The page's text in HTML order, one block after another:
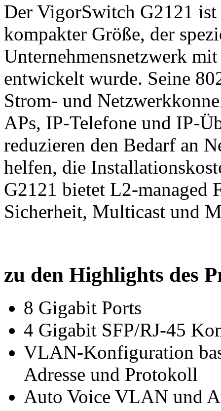
Der VigorSwitch G2121
kompakter Größe, der
Unternehmensnetzwerk
entwickelt wurde. Seine
Strom- und
APs, IP-Telefone und IP-
reduzieren den Bedarf an
helfen, die
G2121 bietet L2-
Sicherheit, Multicast und
zu den Highlights des
8 Gigabit Ports
4 Gigabit SFP/RJ-45
VLAN-Konfiguration
Adresse und Protokoll
Auto Voice VLAN und